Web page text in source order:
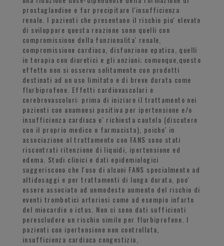
prostaglandine e far precipitare l'insufficienza
renale. I pazienti che presentano il rischio piu' elevato
di sviluppare questa reazione sono quelli con
compromissione della funzionalita' renale,
compromissione cardiaca, disfunzione epatica, quelli
in terapia con diuretici e gli anziani; comunque,questo
effetto non si osserva solitamente con prodotti
destinati ad un uso limitato e di breve durata come
flurbiprofene. Effetti cardiovascolari e
cerebrovascolari: prima di iniziare il trattamento nei
pazienti con anamnesi positiva per ipertensione e/o
insufficienza cardiaca e' richiesta cautela (discutere
con il proprio medico o farmacista), poiche' in
associazione al trattamento con FANS sono stati
riscontrati ritenzione di liquidi, ipertensione ed
edema. Studi clinici e dati epidemiologici
suggeriscono che l'uso di alcuni FANS specialmente ad
altidosaggi e per trattamenti di lunga durata, puo'
essere associato ad unmodesto aumento del rischio di
eventi trombotici arteriosi come ad esempio infarto
del miocardio o ictus. Non ci sono dati sufficienti
perescludere un rischio simile per flurbiprofene. I
pazienti con ipertensione non controllata,
insufficienza cardiaca congestizia,